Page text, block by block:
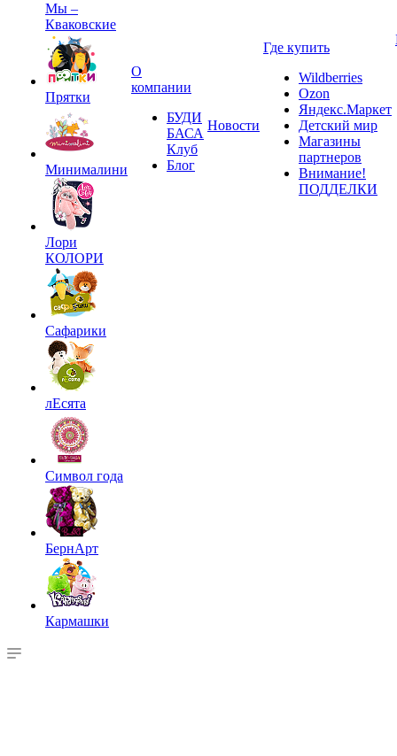
Мы –
Кваковские
Прятки
Минималини
Лори
КОЛОРИ
Сафарики
лЕсята
Символ года
БернАрт
Кармашки
О
компании
БУДИ
БАСА
Клуб
Блог
Новости
Где купить
Wildberries
Ozon
Яндекс.Маркет
Детский мир
Магазины
партнеров
Внимание!
ПОДДЕЛКИ